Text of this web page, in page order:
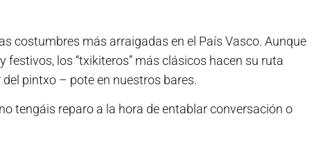
costumbres más arraigadas en el País Vasco. Aunque
los “txikiteros” más clásicos hacen su ruta
pintxo – pote en nuestros bares.
tengáis reparo a la hora de entablar conversación o